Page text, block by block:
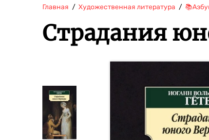
Главная Художественная литература
Страдания